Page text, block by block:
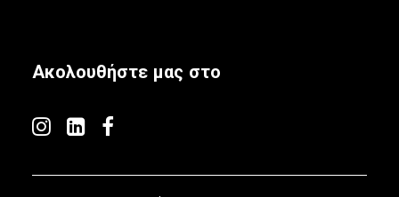
Ακολουθήστε μας στο